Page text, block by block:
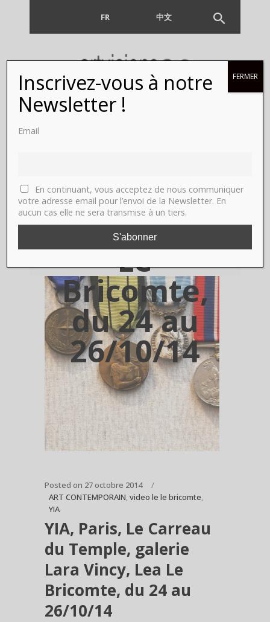
FR 中文
YIA, Paris,
galerie Lara
Vincy, Lea
Le
Bricomte,
du 24 au
26/10/14
Posted on 27 octobre 2014
ART CONTEMPORAIN,video le le bricomte,
YIA
YIA, Paris, Le Carreau
du Temple, galerie
Lara Vincy, Lea Le
Bricomte, du 24 au
26/10/14
Inscrivez-vous à notre
Newsletter !
Email
En continuant, vous acceptez de nous communiquer
votre adresse email pour l’envoi de la Newsletter. En
aucun cas elle ne sera transmise à un tiers.
FERMER